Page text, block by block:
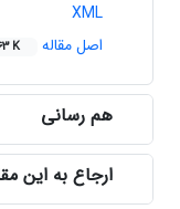
XML
اصل مقاله
K
هم رسانی
ارجاع به این